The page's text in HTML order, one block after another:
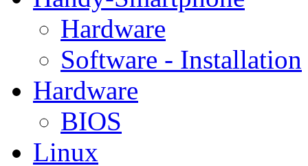
Hardware
Software - Installation
Hardware
BIOS
Linux